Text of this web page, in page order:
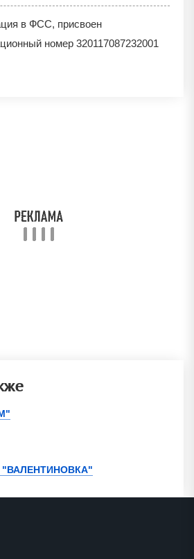
в ФСС, присвоен
номер 320117087232001